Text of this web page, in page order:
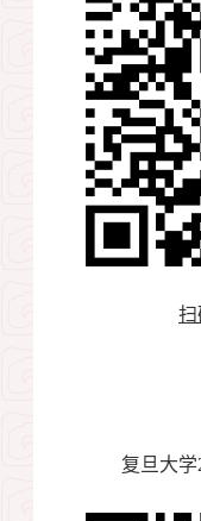
扫
复旦大学